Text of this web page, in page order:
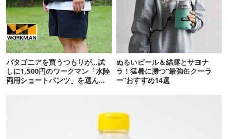
パタゴニアを買うつもりが…試
しに1,500円のワークマン「水陸
両用ショートパンツ」を選んだ
ぬるいビール＆結露とサヨナ
ラ！猛暑に勝つ“最強缶クーラ
ー”おすすめ14選